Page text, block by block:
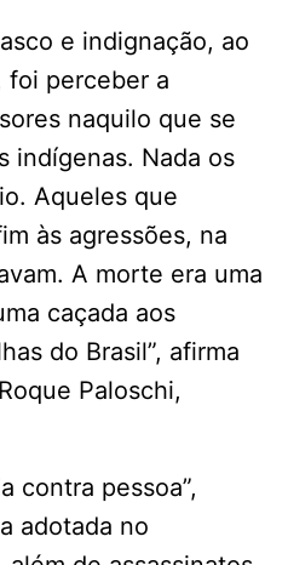
e indignação, ao
foi perceber a
naquilo que se
indígenas. Nada os
Aqueles que
às agressões, na
A morte era uma
caçada aos
do Brasil”, afirma
Paloschi,
contra pessoa”,
adotada no